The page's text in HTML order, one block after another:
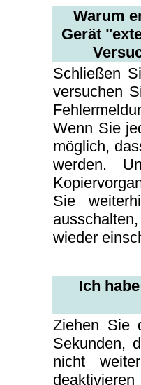
Warum
Gerät
Schließen
versuchen
Wenn Sie
möglich,
werden.
Sie
wieder
Ich
Ziehen Sie
Sekunden,
nicht